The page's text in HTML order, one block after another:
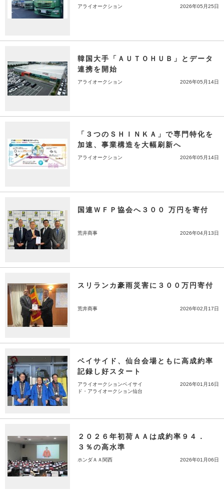
アライオークション 2026年05月25日
韓国大手「ＡＵＴＯＨＵＢ」とデータ
連携を開始
アライオークション 2026年05月14日
「３つのＳＨＩＮＫＡ」で専門特化を
加速、事業構造を大幅刷新へ
アライオークション 2026年05月14日
国連ＷＦＰ協会へ３００ 万円を寄付
荒井商事 2026年04月13日
スリランカ豪雨災害に３００万円寄付
荒井商事 2026年02月17日
ベイサイド、仙台会場ともに高成約率
記録し好スタート
アライオークションベイサイ
ド・アライオークション仙台
2026年01月16日
２０２６年初荷ＡＡは成約率９４．
３％の高水準
ホンダＡＡ関西 2026年01月06日